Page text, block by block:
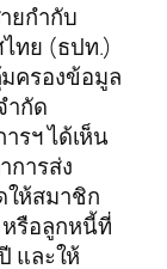
ยกำกับ
ทย (ธปท.)
ครองข้อมูล
ำกัด
รฯ ได้เห็น
การส่ง
ห้สมาชิก
หรือลูกหนี้ที่
และให้